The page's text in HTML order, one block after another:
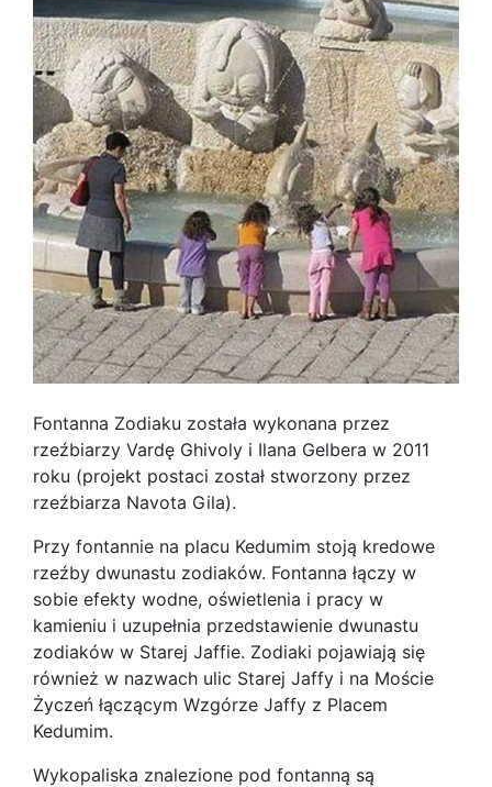
Fontanna Zodiaku została wykonana przez
rzeźbiarzy Vardę Ghivoly i Ilana Gelbera w 2011
roku (projekt postaci został stworzony przez
rzeźbiarza Navota Gila).
Przy fontannie na placu Kedumim stoją kredowe
rzeźby dwunastu zodiaków. Fontanna łączy w
sobie efekty wodne, oświetlenia i pracy w
kamieniu i uzupełnia przedstawienie dwunastu
zodiaków w Starej Jaffie. Zodiaki pojawiają się
również w nazwach ulic Starej Jaffy i na Moście
Życzeń łączącym Wzgórze Jaffy z Placem
Kedumim.
Wykopaliska znalezione pod fontanną są